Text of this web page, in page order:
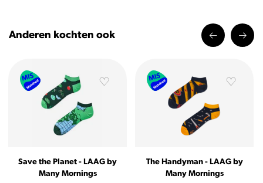
Anderen kochten ook
Save the Planet - LAAG by
Many Mornings
The Handyman - LAAG by
Many Mornings